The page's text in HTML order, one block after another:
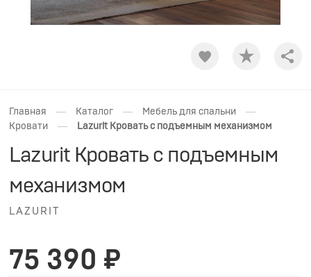
Главная — Каталог — Мебель для спальни —
Кровати — Lazurit Кровать с подъемным механизмом
Lazurit Кровать с подъемным
механизмом
LAZURIT
75 390 ₽